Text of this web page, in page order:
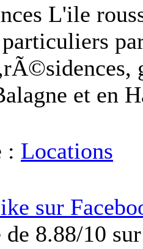
L'ile
et en
: Locations
sur
de 8.88/10